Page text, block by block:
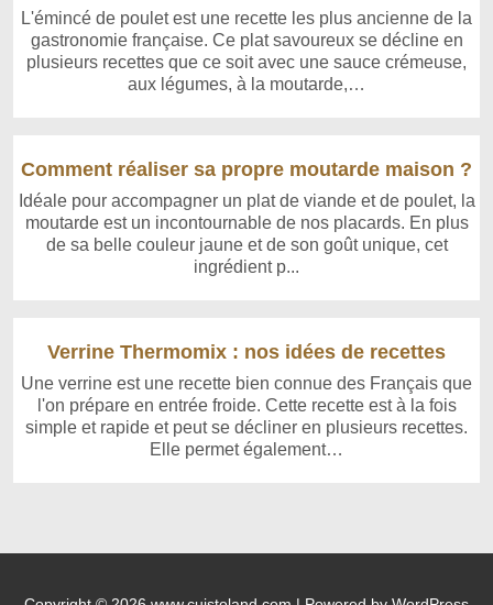
L'émincé de poulet est une recette les plus ancienne de la
gastronomie française. Ce plat savoureux se décline en
plusieurs recettes que ce soit avec une sauce crémeuse,
aux légumes, à la moutarde,…
Comment réaliser sa propre moutarde maison ?
Idéale pour accompagner un plat de viande et de poulet, la
moutarde est un incontournable de nos placards. En plus
de sa belle couleur jaune et de son goût unique, cet
ingrédient p...
Verrine Thermomix : nos idées de recettes
Une verrine est une recette bien connue des Français que
l'on prépare en entrée froide. Cette recette est à la fois
simple et rapide et peut se décliner en plusieurs recettes.
Elle permet également…